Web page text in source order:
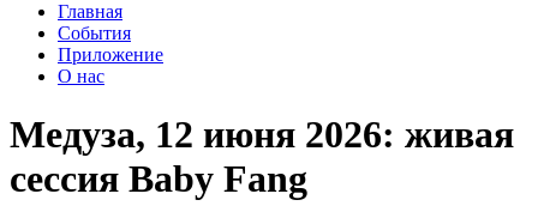
Главная
События
Приложение
О нас
Медуза, 12 июня 2026: живая
сессия Baby Fang